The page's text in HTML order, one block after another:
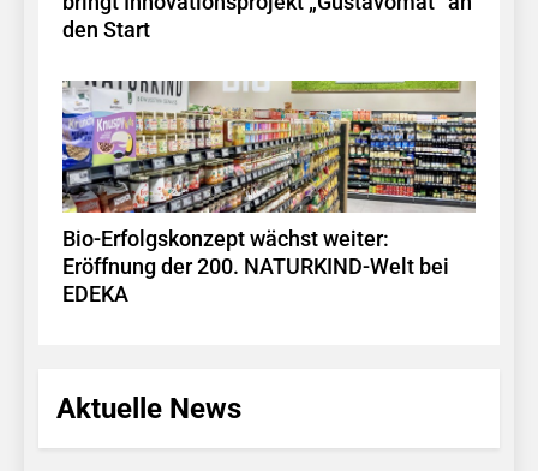
den Start
Bio-Erfolgskonzept wächst weiter:
Eröffnung der 200. NATURKIND-Welt bei
EDEKA
Aktuelle News